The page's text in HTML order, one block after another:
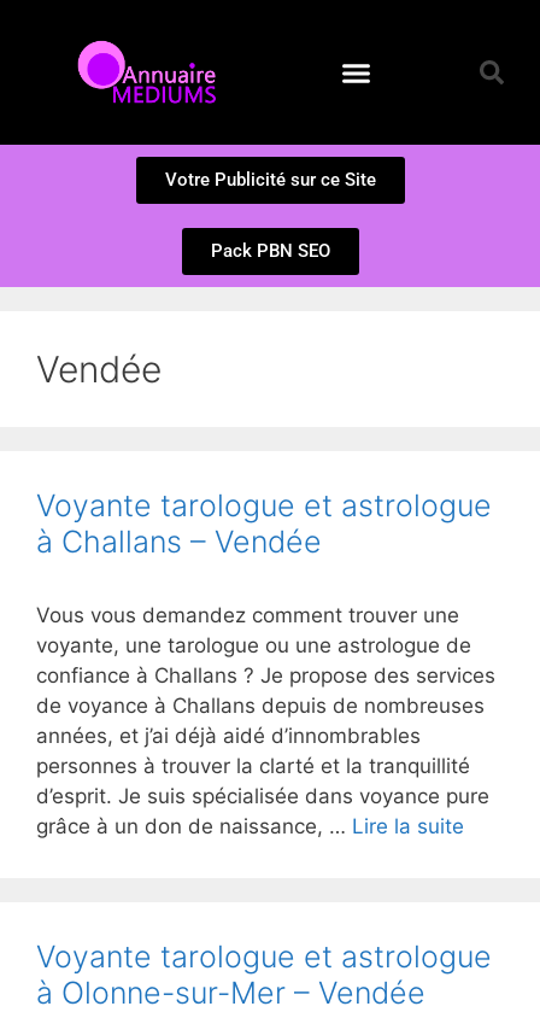
Votre Publicité sur ce Site
Pack PBN SEO
Vendée
Voyante tarologue et astrologue
à Challans – Vendée
Vous vous demandez comment trouver une
voyante, une tarologue ou une astrologue de
confiance à Challans ? Je propose des services
de voyance à Challans depuis de nombreuses
années, et j’ai déjà aidé d’innombrables
personnes à trouver la clarté et la tranquillité
d’esprit. Je suis spécialisée dans voyance pure
grâce à un don de naissance, … Lire la suite
Voyante tarologue et astrologue
à Olonne-sur-Mer – Vendée